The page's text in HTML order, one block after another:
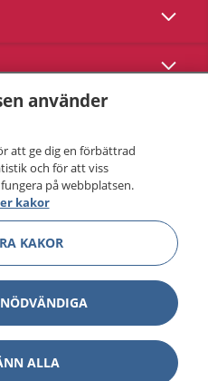
Visa
Visa
frånInera.
använder
att ge dig en förbättrad
och för att viss
på webbplatsen.
kakor
KAKOR
ALLA